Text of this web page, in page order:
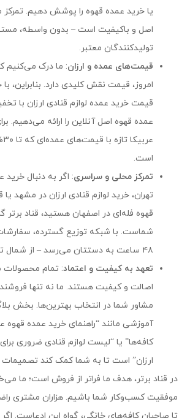
یا خرید عمده قهوه را پوشش دهیم.
اصل و باکیفیت است – بدون واسطه،
تولیدکنندگان معتبر.
قیمت‌های عمده و ارزان: ما درک می‌کنیم
امروز، قیمت نقش کلیدی دارد. بنابراین،
قیمت خرید عمده لوازم قنادی ارزان با
عمده قهوه اصل آنلاین را ارائه می‌دهیم.
است.
تمرکز محلی و سراسری: اگر به دنبال خرید
تهران، خرید لوازم قنادی ارزان در مشهد
قهوه فله‌ای در اصفهان هستید، قناد برتر
شماست. با شبکه توزیع گسترده،
۴۸ ساعت به دستتان می‌رسد – از شمال تا جنوب ایران.
تعهد به کیفیت و اعتماد: تمام محصولات
اصالت و کیفیت هستند. ما نه تنها
مشاور شما در انتخاب بهترین‌ها. بخش
آموزشی مانند “راهنمای خرید عمده قهوه
کافه‌ها” یا “لیست لوازم قنادی ضروری
ارزان” است تا به شما کمک کند تصمیمات
در قناد برتر، هدف ما فراتر از فروش است؛ ما
موفقیت کسب‌وکار شما باشیم. هزاران مشتری